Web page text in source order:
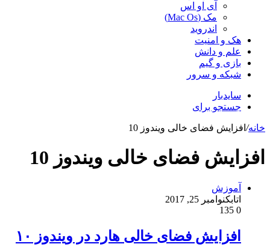
آی او اس
مک (Mac Os)
اندروید
هک و امنیت
علم و دانش
بازی و گیم
شبکه و سرور
سایدبار
جستجو برای
خانه/ افزایش فضای خالی ویندوز 10
افزایش فضای خالی ویندوز 10
آموزش
اتابکنوامبر 25, 2017
0
افزایش فضای خالی هارد در ویندوز ۱۰